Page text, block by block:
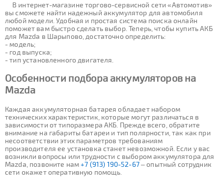
В интернет-магазине торгово-сервисной сети «Автомотив»
вы сможете найти надежный аккумулятор для автомобиля
любой модели. Удобная и простая система поиска онлайн
поможет вам быстро сделать выбор. Теперь, чтобы купить АКБ
для Mazda в Шарыпово, достаточно определить:
- модель;
- год выпуска;
- тип установленного двигателя.
Особенности подбора аккумуляторов на
Mazda
Каждая аккумуляторная батарея обладает набором
технических характеристик, которые могут различаться в
зависимости от типоразмера АКБ. Прежде всего, обратите
внимание на габариты батареи и тип полярности, так как при
несоответствии этих параметров требованиям
производителя ее установка станет невозможной. Если у вас
возникли вопросы или трудности с выбором аккумулятора для
Mazda, позвоните нам+7 (913) 190-52-67– опытный сотрудник
сети окажет оперативную помощь.